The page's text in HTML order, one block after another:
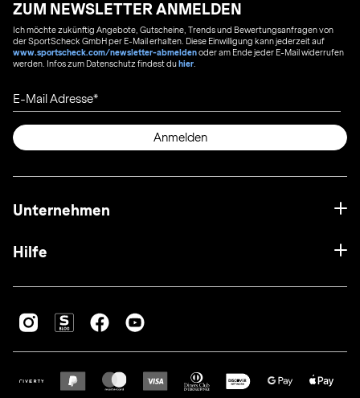
ZUM NEWSLETTER ANMELDEN
Ich möchte zukünftig Angebote, Gutscheine, Trends und Bewertungsanfragen von
der SportScheck GmbH per E-Mail erhalten. Diese Einwilligung kann jederzeit auf
www.sportscheck.com/newsletter-abmeldenoder am Ende jeder E-Mail widerrufen
werden. Infos zum Datenschutz findest duhier
E-Mail Adresse
Anmelden
Unternehmen
Hilfe